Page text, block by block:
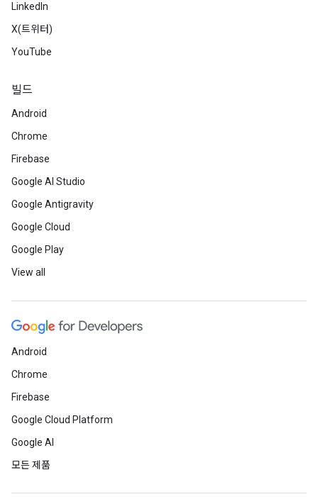
LinkedIn
X(트위터)
YouTube
빌드
Android
Chrome
Firebase
Google AI Studio
Google Antigravity
Google Cloud
Google Play
View all
Android
Chrome
Firebase
Google Cloud Platform
Google AI
모든 제품